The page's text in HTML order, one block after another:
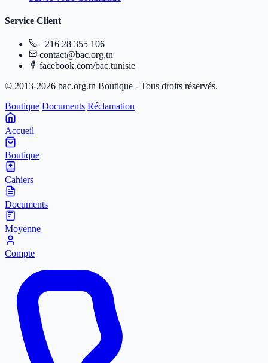
Service Client
+216 28 355 106
contact@bac.org.tn
facebook.com/bac.tunisie
© 2013-2026 bac.org.tn Boutique - Tous droits réservés.
Boutique Documents Réclamation
Accueil
Boutique
Cahiers
Documents
Moyenne
Compte